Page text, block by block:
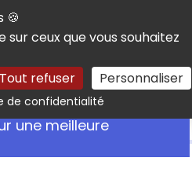
🍪
ceux que vous souhaitez
Tout refuser Personnaliser
de confidentialitéRechercher
une meilleure